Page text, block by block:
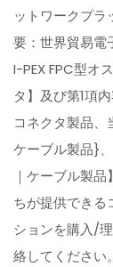
ットワークプ
要：世界貿易電
I-PEX FPC型オ
タ】及び第1項
コネクタ製品、
ケーブル製品}
｜ケーブル製
ちが提供できる
ションを購入/
絡してください